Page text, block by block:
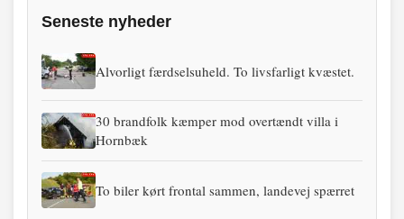
Seneste nyheder
Alvorligt færdselsuheld. To livsfarligt kvæstet.
30 brandfolk kæmper mod overtændt villa i
Hornbæk
To biler kørt frontal sammen, landevej spærret